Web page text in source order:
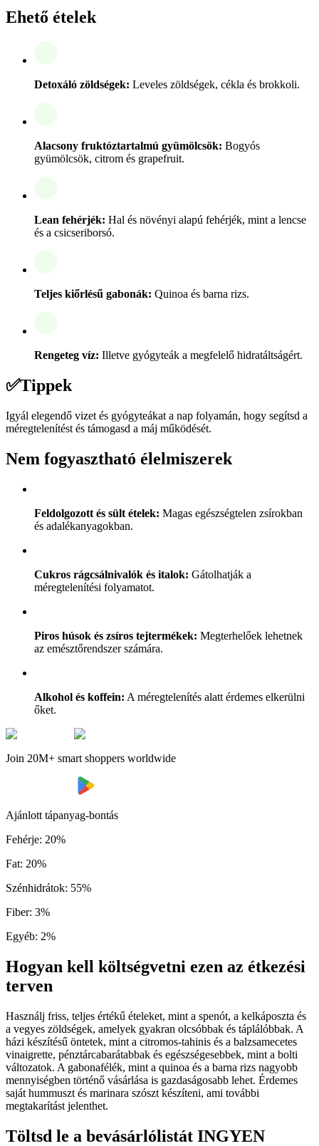
Ehető ételek
Detoxáló zöldségek: Leveles zöldségek, cékla és brokkoli.
Alacsony fruktóztartalmú gyümölcsök: Bogyós
gyümölcsök, citrom és grapefruit.
Lean fehérjék: Hal és növényi alapú fehérjék, mint a lencse
és a csicseriborsó.
Teljes kiőrlésű gabonák: Quinoa és barna rizs.
Rengeteg víz: Illetve gyógyteák a megfelelő hidratáltságért.
✅Tippek
Igyál elegendő vizet és gyógyteákat a nap folyamán, hogy segítsd a
méregtelenítést és támogasd a máj működését.
Nem fogyasztható élelmiszerek
Feldolgozott és sült ételek: Magas egészségtelen zsírokban
és adalékanyagokban.
Cukros rágcsálnivalók és italok: Gátolhatják a
méregtelenítési folyamatot.
Piros húsok és zsíros tejtermékek: Megterhelőek lehetnek
az emésztőrendszer számára.
Alkohol és koffein: A méregtelenítés alatt érdemes elkerülni
őket.
Join 20M+ smart shoppers worldwide
Ajánlott tápanyag-bontás
Fehérje: 20%
Fat: 20%
Szénhidrátok: 55%
Fiber: 3%
Egyéb: 2%
Hogyan kell költségvetni ezen az étkezési
terven
Használj friss, teljes értékű ételeket, mint a spenót, a kelkáposzta és
a vegyes zöldségek, amelyek gyakran olcsóbbak és táplálóbbak. A
házi készítésű öntetek, mint a citromos-tahinis és a balzsamecetes
vinaigrette, pénztárcabarátabbak és egészségesebbek, mint a bolti
változatok. A gabonafélék, mint a quinoa és a barna rizs nagyobb
mennyiségben történő vásárlása is gazdaságosabb lehet. Érdemes
saját hummuszt és marinara szószt készíteni, ami további
megtakarítást jelenthet.
Töltsd le a bevásárlólistát INGYEN